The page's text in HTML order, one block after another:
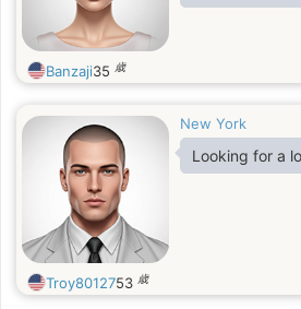
Banzaji35 歳
New York
Looking for a
Troy8012753 歳